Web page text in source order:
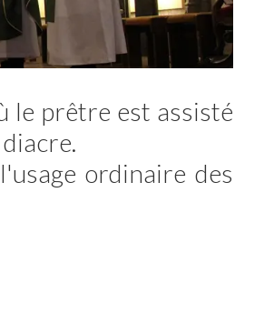
le prêtre est assisté
ordinaire des